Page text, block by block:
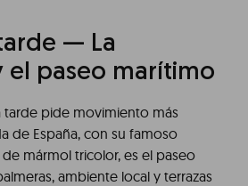
— La
el paseo marítimo
tarde pide movimiento más
de España, con su famoso
mármol tricolor, es el paseo
ambiente local y terrazas